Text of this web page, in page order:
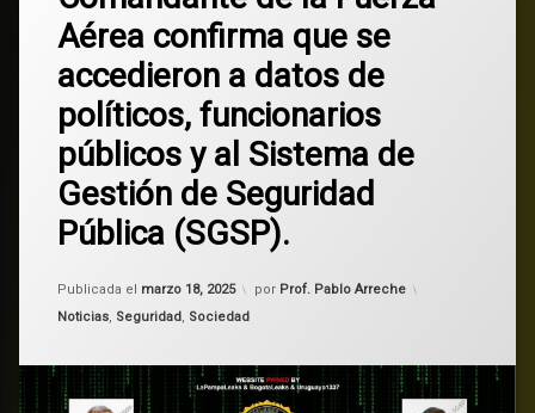
Aérea confirma que se
accedieron a datos de
políticos, funcionarios
públicos y al Sistema de
Gestión de Seguridad
Pública (SGSP).
Publicada el marzo 18, 2025
Actualizado el
por Prof. Pablo Arreche
Categorías:
Noticias Seguridad Sociedad
Presidencia
Seguridad
Pública
Uruguay
Hackeo
a
DINACIA:
Comandante
la
Fuerza
Aérea
confirma
que
se
accedieron
datos
de
públicos
y